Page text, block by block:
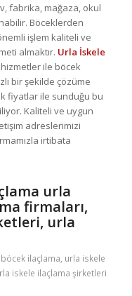
fabrika, mağaza, okul
Böceklerden
işlem kaliteli ve
almaktır. Urla İskele
ile böcek
bir şekilde çözüme
fiyatlar ile sunduğu bu
Kaliteli ve uygun
adreslerimizi
irtibata
urla
firmaları,
urla
ilaçlama urla iskele
iskele ilaçlama şirketleri